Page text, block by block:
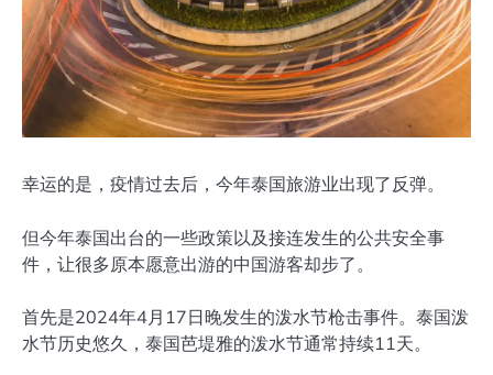
幸运的是，疫情过去后，今年泰国旅游业出现了反弹。
但今年泰国出台的一些政策以及接连发生的公共安全事
件，让很多原本愿意出游的中国游客却步了。
首先是2024年4月17日晚发生的泼水节枪击事件。泰国泼
水节历史悠久，泰国芭堤雅的泼水节通常持续11天。